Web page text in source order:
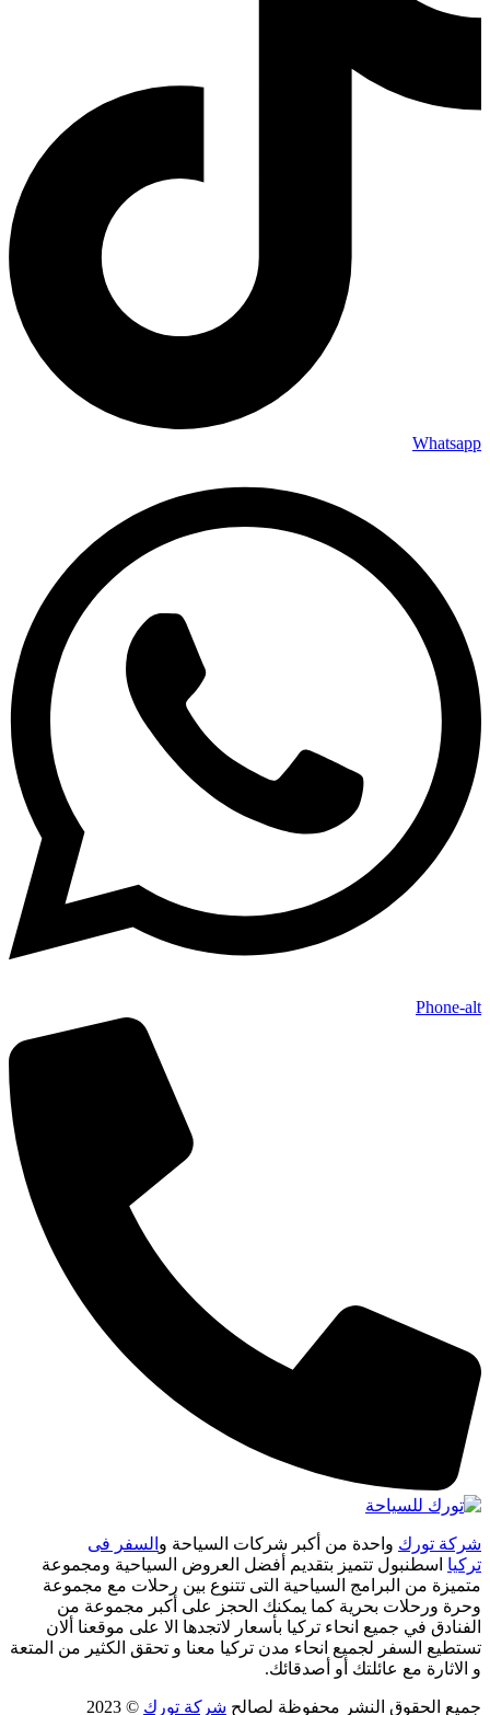
Whatsapp
Phone-alt
شركة تورك واحدة من أكبر شركات السياحة و السفر فى
تركيا اسطنبول تتميز بتقديم أفضل العروض السياحية ومجموعة
متميزة من البرامج السياحية التى تتنوع بين رحلات مع مجموعة
وحرة ورحلات بحرية كما يمكنك الحجز على أكبر مجموعة من
الفنادق في جميع انحاء تركيا بأسعار لاتجدها الا على موقعنا ألان
تستطيع السفر لجميع انحاء مدن تركيا معنا و تحقق الكثير من المتعة
و الاثارة مع عائلتك أو أصدقائك.
جميع الحقوق النشر محفوظة لصالح شركة تورك © 2023